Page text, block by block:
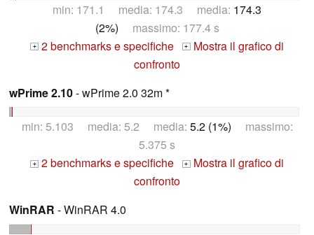
min: 171.1 media: 174.3 media: 174.3
(2%) massimo: 177.4 s
+ 2 benchmarks e specifiche + Mostra il grafico di
confronto
wPrime 2.10- wPrime 2.0 32m *
min: 5.103 media: 5.2 media: 5.2 (1%) massimo:
5.375 s
+ 2 benchmarks e specifiche + Mostra il grafico di
confronto
WinRAR - WinRAR 4.0